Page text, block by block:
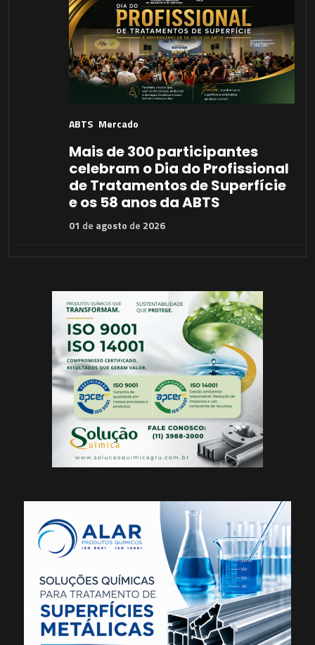
ABTS Mercado
Mais de 300 participantes
celebram o Dia do Profissional
de Tratamentos de Superfície
e os 58 anos da ABTS
01 de agosto de 2026